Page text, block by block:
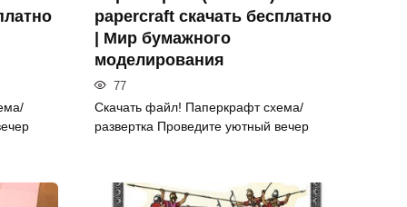
papercraft скачать бесплатно
| Мир бумажного
моделирования
77
Скачать файл! Паперкрафт схема/
развертка Проведите уютный вечер